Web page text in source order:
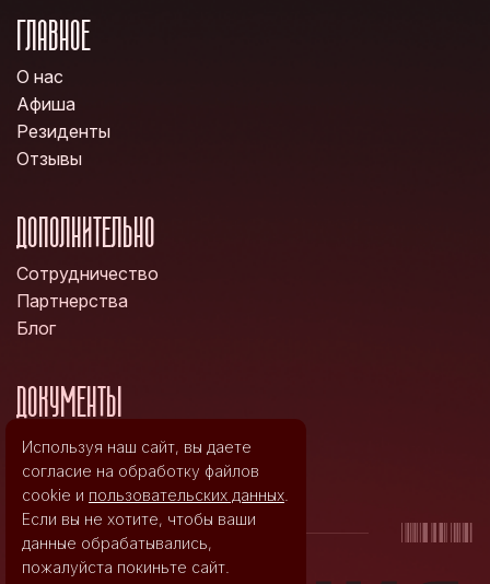
ГЛАВНОЕ
О нас
Афиша
Резиденты
Отзывы
ДОПОЛНИТЕЛЬНО
Сотрудничество
Партнерства
Блог
ДОКУМЕНТЫ
Политика конфиденциальности
Правила возврата билетов
Используя наш сайт, вы даете
согласие на обработку файлов
cookie и пользовательских данных
Если вы не хотите, чтобы ваши
данные обрабатывались,
пожалуйста покиньте сайт.